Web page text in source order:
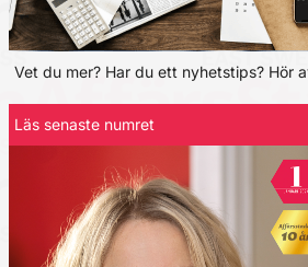
Vet du mer? Har du ett nyhetstips? Hör
Läs senaste numret